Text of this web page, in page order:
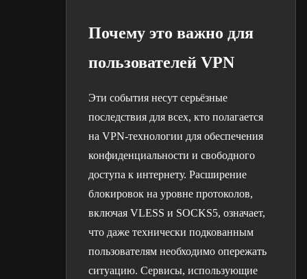
Почему это важно для
пользователей VPN
Эти события несут серьёзные
последствия для всех, кто полагается
на VPN-технологии для обеспечения
конфиденциальности и свободного
доступа к интернету. Расширение
блокировок на уровне протоколов,
включая VLESS и SOCKS5, означает,
что даже технически подкованным
пользователям необходимо опережать
ситуацию. Сервисы, использующие